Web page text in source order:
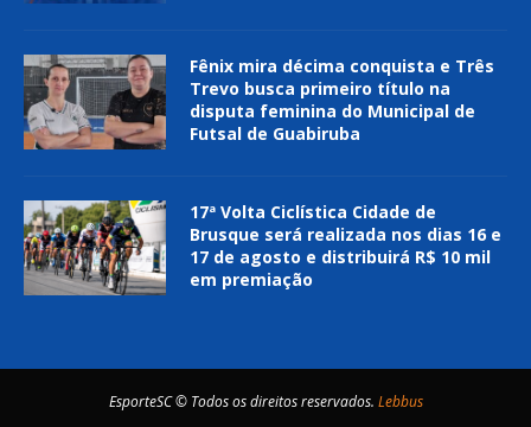
Fênix mira décima conquista e Três
Trevo busca primeiro título na
disputa feminina do Municipal de
Futsal de Guabiruba
17ª Volta Ciclística Cidade de
Brusque será realizada nos dias 16 e
17 de agosto e distribuirá R$ 10 mil
em premiação
EsporteSC © Todos os direitos reservados. Lebbus